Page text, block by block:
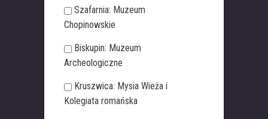
Szafarnia: Muzeum
Chopinowskie
Biskupin: Muzeum
Archeologiczne
Kruszwica: Mysia Wieża i
Kolegiata romańska